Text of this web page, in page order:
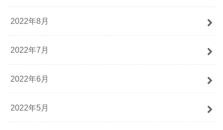
2022年8月
2022年7月
2022年6月
2022年5月